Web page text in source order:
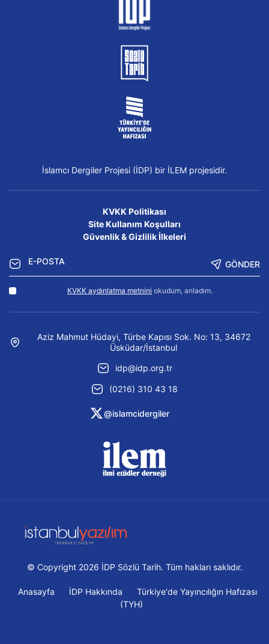
İslamcı Dergiler Projesi (İDP) bir İLEM projesidir.
KVKK Politikası
Site Kullanım Koşulları
Güvenlik & Gizlilik İlkeleri
GÖNDER
KVKK aydınlatma metnini okudum, anladım.
Aziz Mahmut Hüdayi, Türbe Kapısı Sok. No: 13, 34672
Üsküdar/İstanbul
idp@idp.org.tr
(0216) 310 43 18
@islamcidergiler
© Copyright 2026 İDP Sözlü Tarih. Tüm hakları saklıdır.
Anasayfa İDP Hakkında
Türkiye'de Yayıncılığın Hafızası
(TYH)